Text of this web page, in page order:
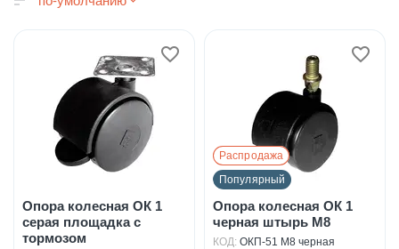
Опора колесная ОК 1
серая площадка с
тормозом
Распродажа
Популярный
Опора колесная ОК 1
черная штырь М8
КОД: ОКП-51 М8 черная